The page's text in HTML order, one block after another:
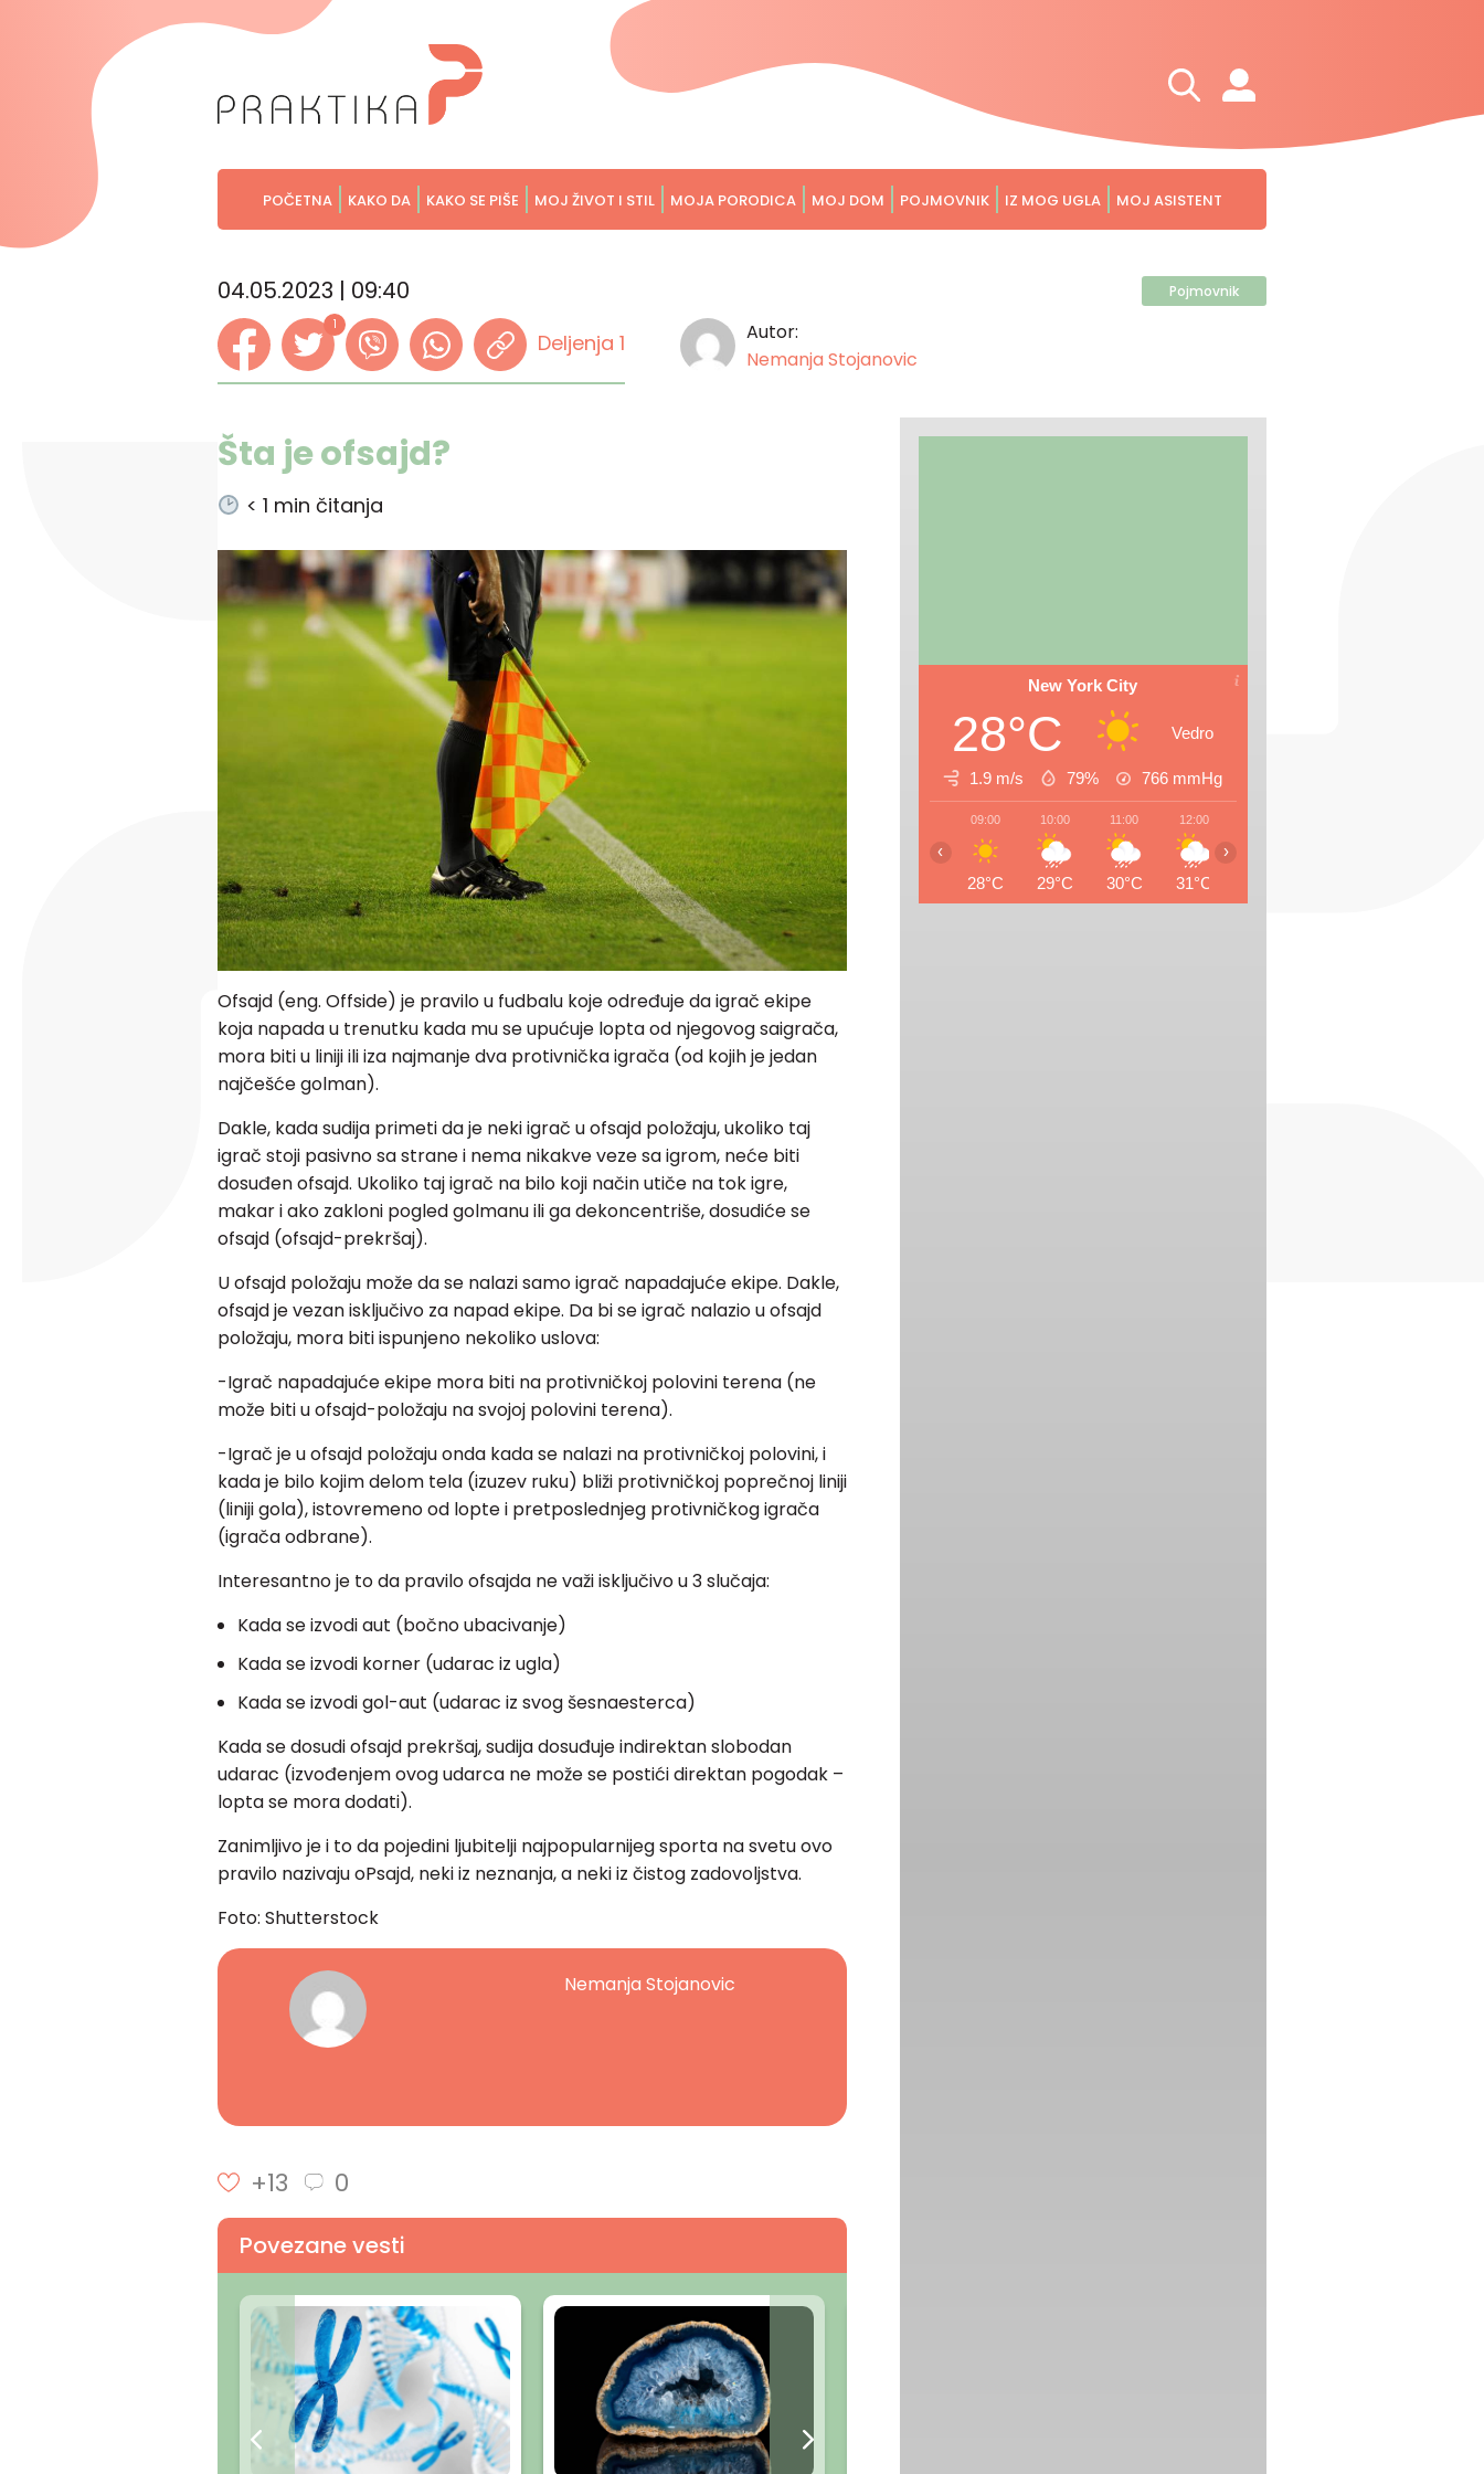
POČETNA KAKO DA KAKO SE PIŠE MOJ ŽIVOT I STIL MOJA PORODICA MOJ DOM POJMOVNIK IZ MOG UGLA MOJ ASISTENT
04.05.2023 | 09:40 Pojmovnik
1
Deljenja 1
Autor:
Nemanja Stojanovic
Šta je ofsajd?
< 1 min čitanja
Ofsajd (eng. Offside) je pravilo u fudbalu koje određuje da igrač ekipe
koja napada u trenutku kada mu se upućuje lopta od njegovog saigrača,
mora biti u liniji ili iza najmanje dva protivnička igrača (od kojih je jedan
najčešće golman).
Dakle, kada sudija primeti da je neki igrač u ofsajd položaju, ukoliko taj
igrač stoji pasivno sa strane i nema nikakve veze sa igrom, neće biti
dosuđen ofsajd. Ukoliko taj igrač na bilo koji način utiče na tok igre,
makar i ako zakloni pogled golmanu ili ga dekoncentriše, dosudiće se
ofsajd (ofsajd-prekršaj).
U ofsajd položaju može da se nalazi samo igrač napadajuće ekipe. Dakle,
ofsajd je vezan isključivo za napad ekipe. Da bi se igrač nalazio u ofsajd
položaju, mora biti ispunjeno nekoliko uslova:
-Igrač napadajuće ekipe mora biti na protivničkoj polovini terena (ne
može biti u ofsajd-položaju na svojoj polovini terena).
-Igrač je u ofsajd položaju onda kada se nalazi na protivničkoj polovini, i
kada je bilo kojim delom tela (izuzev ruku) bliži protivničkoj poprečnoj liniji
(liniji gola), istovremeno od lopte i pretposlednjeg protivničkog igrača
(igrača odbrane).
Interesantno je to da pravilo ofsajda ne važi isključivo u 3 slučaja:
Kada se izvodi aut (bočno ubacivanje)
Kada se izvodi korner (udarac iz ugla)
Kada se izvodi gol-aut (udarac iz svog šesnaesterca)
Kada se dosudi ofsajd prekršaj, sudija dosuđuje indirektan slobodan
udarac (izvođenjem ovog udarca ne može se postići direktan pogodak –
lopta se mora dodati).
Zanimljivo je i to da pojedini ljubitelji najpopularnijeg sporta na svetu ovo
pravilo nazivaju oPsajd, neki iz neznanja, a neki iz čistog zadovoljstva.
Foto: Shutterstock
Nemanja Stojanovic
+13 0
Povezane vesti
New York City
28°C Vedro
1.9 m/s 79% 766 mmHg
09:00
28°C
10:00
29°C
11:00
30°C
12:00
31°C
‹ ›